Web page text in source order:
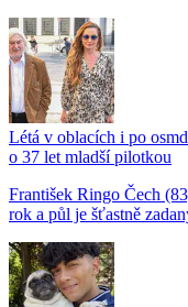
Létá v oblacích i po
o 37 let mladší pilotkou
František Ringo Čech
rok a půl je šťastně